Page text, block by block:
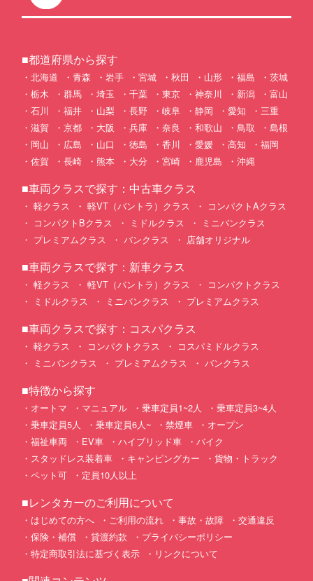
■都道府県から探す
北海道 青森 岩手 宮城 秋田 山形 福島
茨城
栃木
群馬 埼玉 千葉 東京 神奈川 新潟
富山
石川
福井 山梨 長野 岐阜 静岡 愛知
三重
滋賀
京都 大阪 兵庫 奈良 和歌山 鳥取
島根
岡山
広島 山口 徳島 香川 愛媛 高知
福岡
佐賀
長崎 熊本 大分 宮崎 鹿児島 沖縄
■車両クラスで探す：中古車クラス
軽クラス 軽VT（バントラ）クラス
コンパクトAクラス
コンパクトBクラス
ミドルクラス
ミニバンクラス
プレミアムクラス
バンクラス 店舗オリジナル
■車両クラスで探す：新車クラス
軽クラス 軽VT（バントラ）クラス
コンパクトクラス
ミドルクラス
ミニバンクラス プレミアムクラス
■車両クラスで探す：コスパクラス
軽クラス コンパクトクラス
コスパミドルクラス
ミニバンクラス
プレミアムクラス バンクラス
■特徴から探す
オートマ マニュアル 乗車定員1~2人
乗車定員3~4人
乗車定員5人
乗車定員6人~ 禁煙車
オープン
福祉車両
EV車 ハイブリッド車
バイク
スタッドレス装着車
キャンピングカー
貨物・トラック
ペット可
定員10人以上
■レンタカーのご利用について
はじめての方へ ご利用の流れ 事故・故障
交通違反
保険・補償
貸渡約款
プライバシーポリシー
特定商取引法に基づく表示
リンクについて